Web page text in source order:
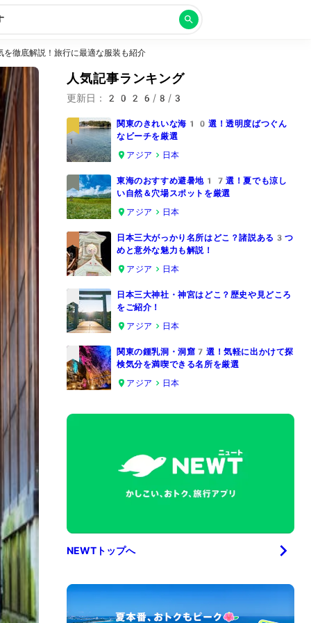
底解説！旅行に最適な服装も紹介
人気記事ランキング
更新日： 2026/8/3
1
関東のきれいな海10選！透明度ばつぐん
なビーチを厳選
アジア
日本
2
東海のおすすめ避暑地17選！夏でも涼し
い自然＆穴場スポットを厳選
アジア
日本
3
日本三大がっかり名所はどこ？諸説ある3つ
めと意外な魅力も解説！
アジア
日本
4
日本三大神社・神宮はどこ？歴史や見どころ
をご紹介！
アジア
日本
5
関東の鍾乳洞・洞窟7選！気軽に出かけて探
検気分を満喫できる名所を厳選
アジア
日本
NEWTトップへ